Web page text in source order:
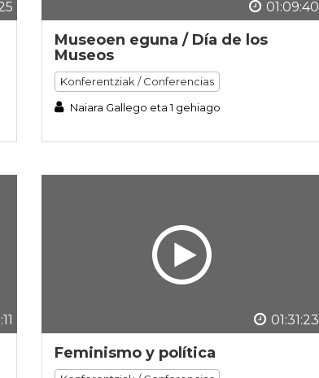
01:09:40
Museoen eguna / Día de los
Museos
Konferentziak / Conferencias
Naiara Gallego eta 1 gehiago
01:31:23
Feminismo y política